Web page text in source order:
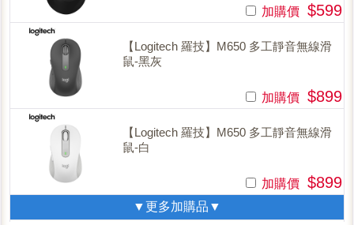
加購價 $599
【Logitech 羅技】M650 多工靜音無線滑
鼠-黑灰
加購價 $899
【Logitech 羅技】M650 多工靜音無線滑
鼠-白
加購價 $899
▼更多加購品▼